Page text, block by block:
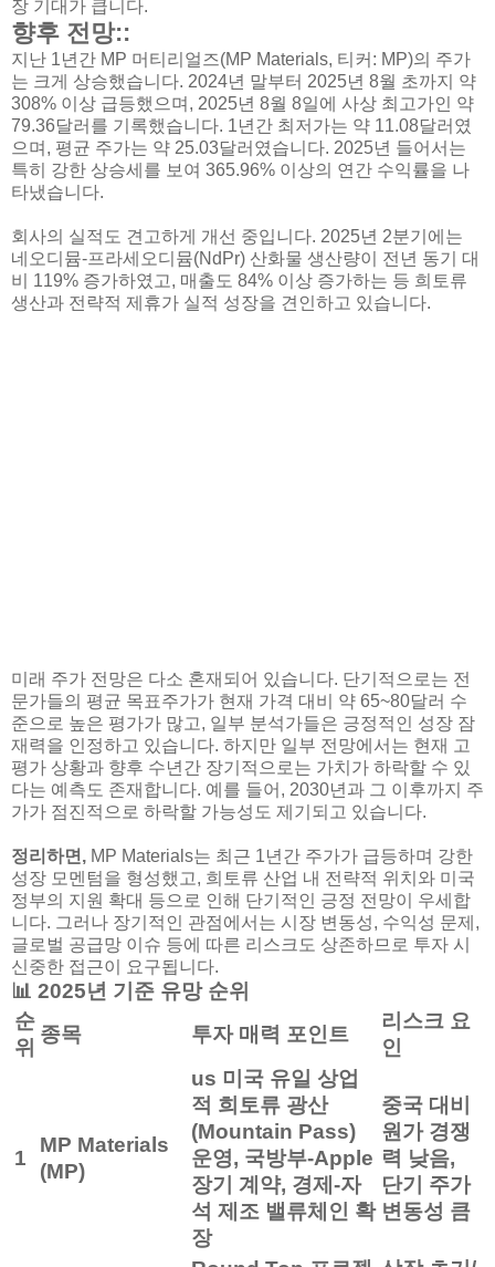
장 기대가 큽니다.
향후 전망::
지난 1년간 MP 머티리얼즈(MP Materials, 티커: MP)의 주가
는 크게 상승했습니다. 2024년 말부터 2025년 8월 초까지 약
308% 이상 급등했으며, 2025년 8월 8일에 사상 최고가인 약
79.36달러를 기록했습니다. 1년간 최저가는 약 11.08달러였
으며, 평균 주가는 약 25.03달러였습니다. 2025년 들어서는
특히 강한 상승세를 보여 365.96% 이상의 연간 수익률을 나
타냈습니다.
회사의 실적도 견고하게 개선 중입니다. 2025년 2분기에는
네오디뮴-프라세오디뮴(NdPr) 산화물 생산량이 전년 동기 대
비 119% 증가하였고, 매출도 84% 이상 증가하는 등 희토류
생산과 전략적 제휴가 실적 성장을 견인하고 있습니다.
미래 주가 전망은 다소 혼재되어 있습니다. 단기적으로는 전
문가들의 평균 목표주가가 현재 가격 대비 약 65~80달러 수
준으로 높은 평가가 많고, 일부 분석가들은 긍정적인 성장 잠
재력을 인정하고 있습니다. 하지만 일부 전망에서는 현재 고
평가 상황과 향후 수년간 장기적으로는 가치가 하락할 수 있
다는 예측도 존재합니다. 예를 들어, 2030년과 그 이후까지 주
가가 점진적으로 하락할 가능성도 제기되고 있습니다.
정리하면, MP Materials는 최근 1년간 주가가 급등하며 강한
성장 모멘텀을 형성했고, 희토류 산업 내 전략적 위치와 미국
정부의 지원 확대 등으로 인해 단기적인 긍정 전망이 우세합
니다. 그러나 장기적인 관점에서는 시장 변동성, 수익성 문제,
글로벌 공급망 이슈 등에 따른 리스크도 상존하므로 투자 시
신중한 접근이 요구됩니다.
📊 2025년 기준 유망 순위
순
위
종목 투자 매력 포인트
리스크 요
인
1
MP Materials
(MP)
us 미국 유일 상업
적 희토류 광산
(Mountain Pass)
운영, 국방부-Apple
장기 계약, 경제-자
석 제조 밸류체인 확
장
중국 대비
원가 경쟁
력 낮음,
단기 주가
변동성 큼